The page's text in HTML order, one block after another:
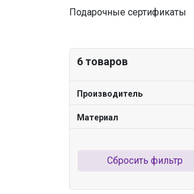
Подарочные сертификаты
6 товаров
Производитель
Материал